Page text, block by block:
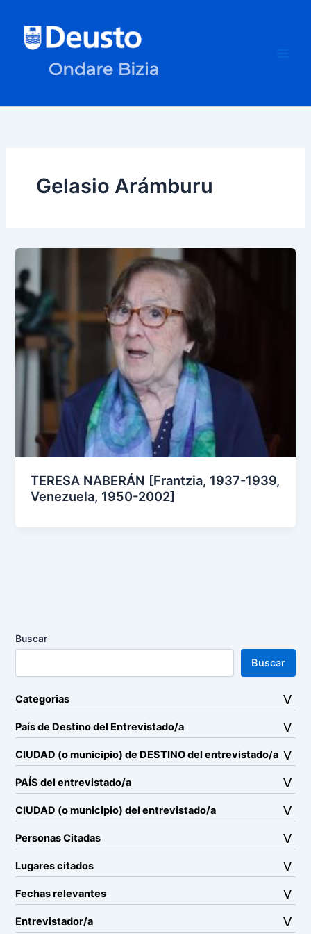
contenido
Gelasio Arámburu
TERESA NABERÁN [Frantzia, 1937-1939,
Venezuela, 1950-2002]
Buscar
Buscar
Categorias
País de Destino del Entrevistado/a
CIUDAD (o municipio) de DESTINO del entrevistado/a
PAÍS del entrevistado/a
CIUDAD (o municipio) del entrevistado/a
Personas Citadas
Lugares citados
Fechas relevantes
Entrevistador/a